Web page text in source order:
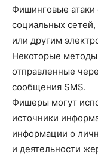
Фишинговые
социальных
или другим
Некоторые
отправленные
сообщения SMS.
Фишеры могут
источники
информации о
и деятельности